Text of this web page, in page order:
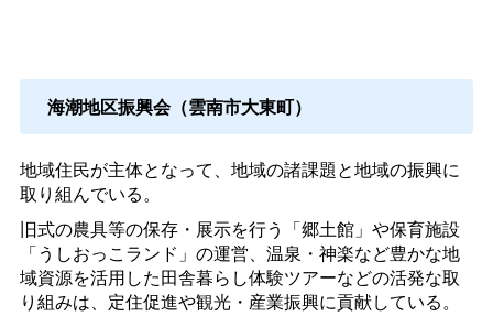
海潮地区振興会（雲南市大東町）
地域住民が主体となって、地域の諸課題と地域の振興に
取り組んでいる。
旧式の農具等の保存・展示を行う「郷土館」や保育施設
「うしおっこランド」の運営、温泉・神楽など豊かな地
域資源を活用した田舎暮らし体験ツアーなどの活発な取
り組みは、定住促進や観光・産業振興に貢献している。